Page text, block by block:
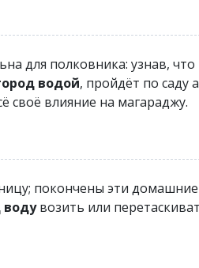
для полковника: узнав,
водой, пройдёт по саду
своё влияние на магараджу.
покончены эти
водувозить или